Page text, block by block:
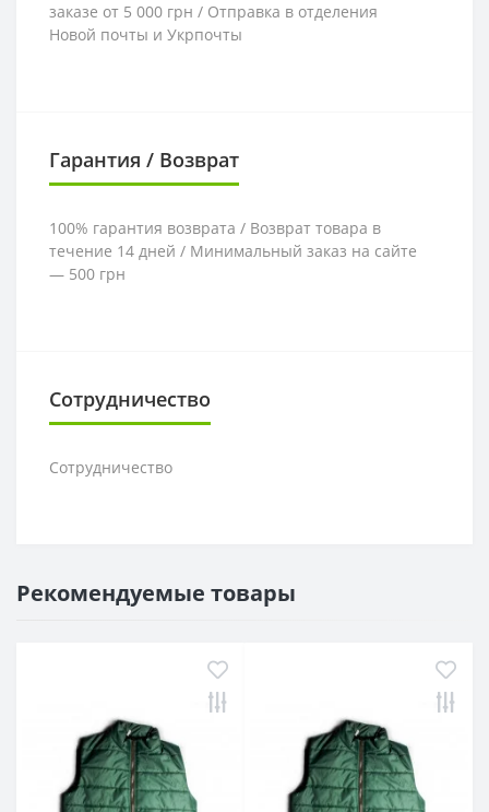
заказе от 5 000 грн / Отправка в отделения
Новой почты и Укрпочты
Гарантия / Возврат
100% гарантия возврата / Возврат товара в
течение 14 дней / Минимальный заказ на сайте
— 500 грн
Сотрудничество
Сотрудничество
Рекомендуемые товары